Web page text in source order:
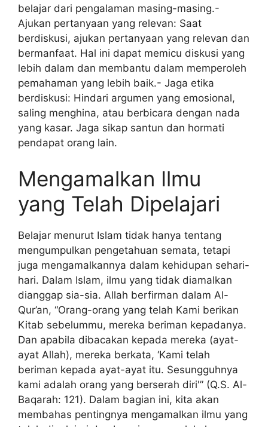
belajar dari pengalaman masing-masing.-
Ajukan pertanyaan yang relevan: Saat
berdiskusi, ajukan pertanyaan yang relevan dan
bermanfaat. Hal ini dapat memicu diskusi yang
lebih dalam dan membantu dalam memperoleh
pemahaman yang lebih baik.- Jaga etika
berdiskusi: Hindari argumen yang emosional,
saling menghina, atau berbicara dengan nada
yang kasar. Jaga sikap santun dan hormati
pendapat orang lain.
Mengamalkan Ilmu
yang Telah Dipelajari
Belajar menurut Islam tidak hanya tentang
mengumpulkan pengetahuan semata, tetapi
juga mengamalkannya dalam kehidupan sehari-
hari. Dalam Islam, ilmu yang tidak diamalkan
dianggap sia-sia. Allah berfirman dalam Al-
Qur’an, “Orang-orang yang telah Kami berikan
Kitab sebelummu, mereka beriman kepadanya.
Dan apabila dibacakan kepada mereka (ayat-
ayat Allah), mereka berkata, ‘Kami telah
beriman kepada ayat-ayat itu. Sesungguhnya
kami adalah orang yang berserah diri'” (Q.S. Al-
Baqarah: 121). Dalam bagian ini, kita akan
membahas pentingnya mengamalkan ilmu yang